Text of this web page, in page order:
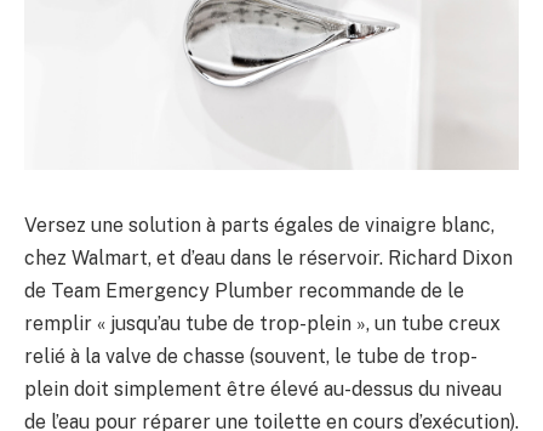
Versez une solution à parts égales de vinaigre blanc,
chez Walmart, et d’eau dans le réservoir. Richard Dixon
de Team Emergency Plumber recommande de le
remplir « jusqu’au tube de trop-plein », un tube creux
relié à la valve de chasse (souvent, le tube de trop-
plein doit simplement être élevé au-dessus du niveau
de l’eau pour réparer une toilette en cours d’exécution).